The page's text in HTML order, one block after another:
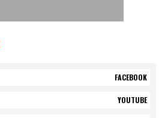
FACEBOOK
YOUTUBE